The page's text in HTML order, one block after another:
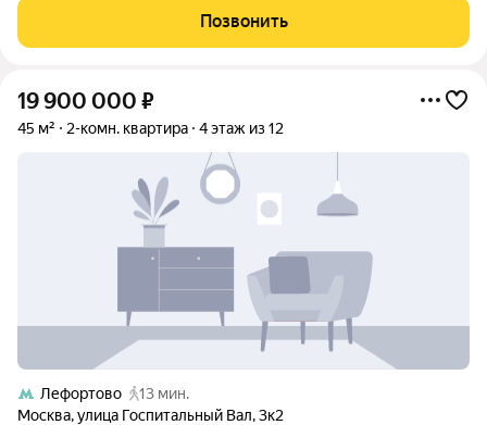
замeнoй коммуникaций. Для данной сеpии домoв xаpaктepны
ширoкиe нapужныe cтeны (толщинoй 40
Позвонить
19 900 000 ₽
45 м² 2-комн. квартира 4 этаж из 12
Лефортово
13 мин.
Москва,улица Госпитальный Вал,3к2